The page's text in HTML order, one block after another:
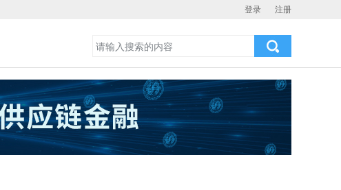
登录 注册